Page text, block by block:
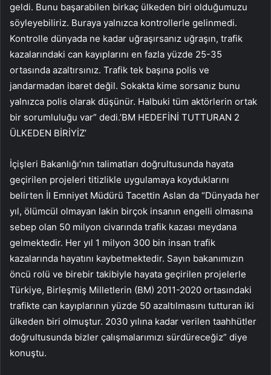
geldi. Bunu başarabilen birkaç ülkeden biri olduğumuzu
söyleyebiliriz. Buraya yalnızca kontrollerle gelinmedi.
Kontrolle dünyada ne kadar uğraşırsanız uğraşın, trafik
kazalarındaki can kayıplarını en fazla yüzde 25-35
ortasında azaltırsınız. Trafik tek başına polis ve
jandarmadan ibaret değil. Sokakta kime sorsanız bunu
yalnızca polis olarak düşünür. Halbuki tüm aktörlerin ortak
bir sorumluluğu var” dedi.’BM HEDEFİNİ TUTTURAN 2
ÜLKEDEN BİRİYİZ’
İçişleri Bakanlığı’nın talimatları doğrultusunda hayata
geçirilen projeleri titizlikle uygulamaya koyduklarını
belirten İl Emniyet Müdürü Tacettin Aslan da “Dünyada her
yıl, ölümcül olmayan lakin birçok insanın engelli olmasına
sebep olan 50 milyon civarında trafik kazası meydana
gelmektedir. Her yıl 1 milyon 300 bin insan trafik
kazalarında hayatını kaybetmektedir. Sayın bakanımızın
öncü rolü ve birebir takibiyle hayata geçirilen projelerle
Türkiye, Birleşmiş Milletlerin (BM) 2011-2020 ortasındaki
trafikte can kayıplarının yüzde 50 azaltılmasını tutturan iki
ülkeden biri olmuştur. 2030 yılına kadar verilen taahhütler
doğrultusunda bizler çalışmalarımızı sürdüreceğiz” diye
konuştu.